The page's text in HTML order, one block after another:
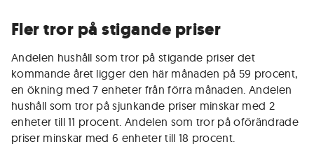
Fler tror på stigande priser
Andelen hushåll som tror på stigande priser det
kommande året ligger den här månaden på 59 procent,
en ökning med 7 enheter från förra månaden. Andelen
hushåll som tror på sjunkande priser minskar med 2
enheter till 11 procent. Andelen som tror på oförändrade
priser minskar med 6 enheter till 18 procent.